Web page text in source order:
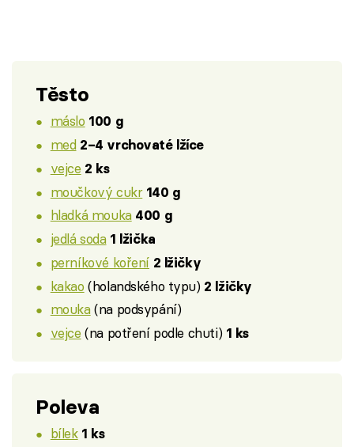
Těsto
máslo 100 g
med 2–4 vrchovaté lžíce
vejce 2 ks
moučkový cukr 140 g
hladká mouka 400 g
jedlá soda 1 lžička
perníkové koření 2 lžičky
kakao (holandského typu) 2 lžičky
mouka(na podsypání)
vejce (na potření podle chuti) 1 ks
Poleva
bílek 1 ks